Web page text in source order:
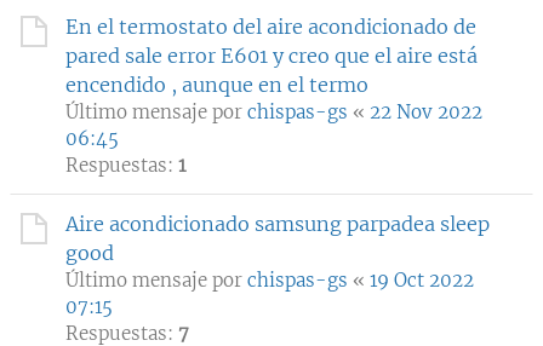
En el termostato del aire acondicionado de
pared sale error E601 y creo que el aire está
encendido , aunque en el termo
Último mensaje por chispas-gs « 22 Nov 2022
06:45
Respuestas: 1
Aire acondicionado samsung parpadea sleep
good
Último mensaje por chispas-gs « 19 Oct 2022
07:15
Respuestas: 7